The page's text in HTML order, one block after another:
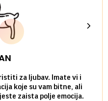
za ljubav. Imate vi i
koje su vam bitne, ali
zaista polje emocija.